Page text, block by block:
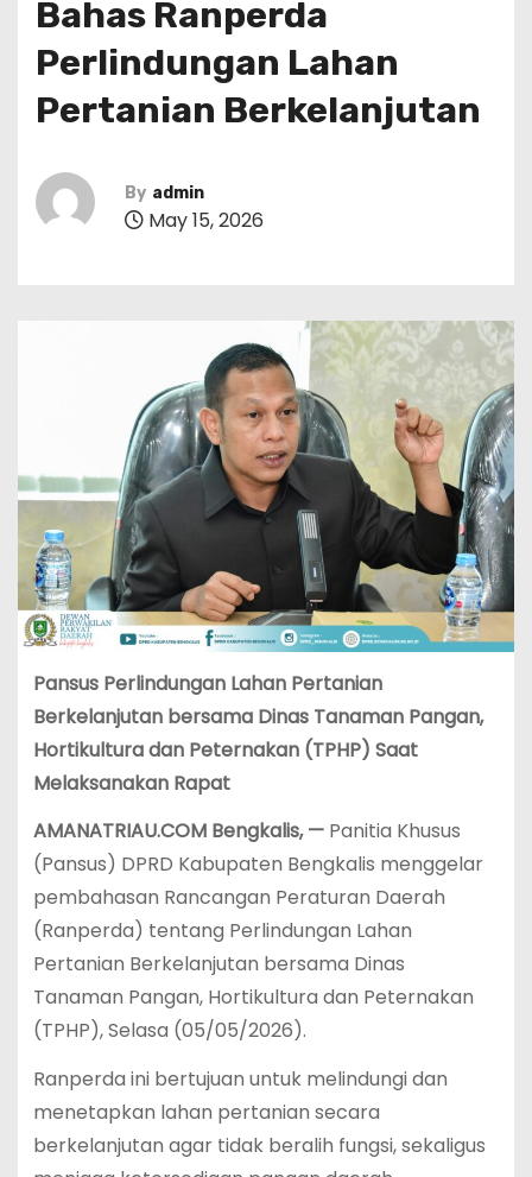
Bahas Ranperda
Perlindungan Lahan
Pertanian Berkelanjutan
By admin
May 15, 2026
Pansus Perlindungan Lahan Pertanian
Berkelanjutan bersama Dinas Tanaman Pangan,
Hortikultura dan Peternakan (TPHP) Saat
Melaksanakan Rapat
AMANATRIAU.COM Bengkalis, —Panitia Khusus
(Pansus) DPRD Kabupaten Bengkalis menggelar
pembahasan Rancangan Peraturan Daerah
(Ranperda) tentang Perlindungan Lahan
Pertanian Berkelanjutan bersama Dinas
Tanaman Pangan, Hortikultura dan Peternakan
(TPHP), Selasa (05/05/2026).
Ranperda ini bertujuan untuk melindungi dan
menetapkan lahan pertanian secara
berkelanjutan agar tidak beralih fungsi, sekaligus